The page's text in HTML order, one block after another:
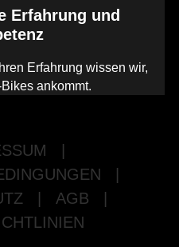
Erfahrung und
Erfahrung wissen wir,
ankommt.
AGB